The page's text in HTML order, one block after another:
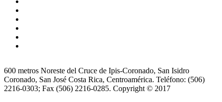
600 metros Noreste del Cruce de Ipis-Coronado, San Isidro
Coronado, San José Costa Rica, Centroamérica. Teléfono: (506)
2216-0303; Fax (506) 2216-0285. Copyright © 2017